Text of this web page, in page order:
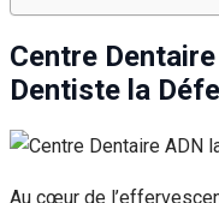
Centre
Dentiste la
Au cœur de